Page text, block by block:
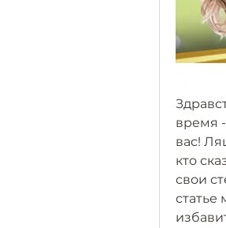
время -
вас!
кто
свои
статье